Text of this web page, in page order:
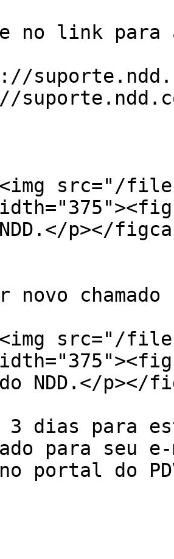
no link para
src="/
NDD.</p></
novo chamado
src="/
NDD.</
3 dias para
para seu